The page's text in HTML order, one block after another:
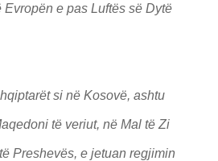
Evropën e pas Luftës së Dytë
si në Kosovë, ashtu
të veriut, në Mal të Zi
Preshevës, e jetuan regjimin